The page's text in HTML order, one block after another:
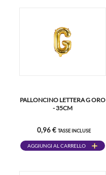
PALLONCINO LETTERA G ORO
- 35CM
0,96 € TASSE INCLUSE
AGGIUNGI AL CARRELLO